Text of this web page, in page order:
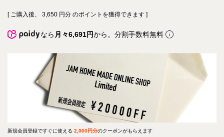
[ ご購入後、 3,650 円分 のポイントを獲得できます ]
なら 月々6,691円から。分割手数料無料
新規会員登録ですぐに使える 2,000円分のクーポンがもらえます